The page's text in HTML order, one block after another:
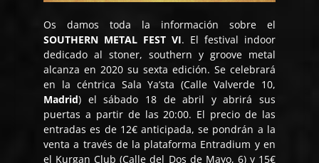
Os damos toda la información sobre el
SOUTHERN METAL FEST VI. El festival indoor
dedicado al stoner, southern y groove metal
alcanza en 2020 su sexta edición. Se celebrará
en la céntrica Sala Ya’sta (Calle Valverde 10,
Madrid) el sábado 18 de abril y abrirá sus
puertas a partir de las 20:00. El precio de las
entradas es de 12€ anticipada, se pondrán a la
venta a través de la plataforma Entradium y en
el Kurgan Club (Calle del Dos de Mayo, 6) y 15€